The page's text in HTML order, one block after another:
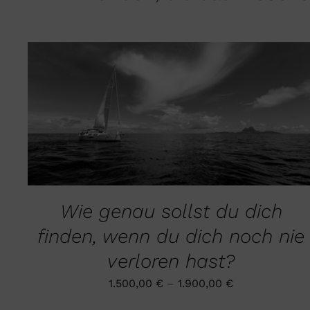
DIESES
PRODUKT
MEHRERE
VARIANTEN
OPTIONEN
KÖNNEN
AUF
DER
PRODUKTSEITE
WERDEN
Wie genau sollst du dich
finden, wenn du dich noch nie
verloren hast?
1.500,00 € –1.900,00 €